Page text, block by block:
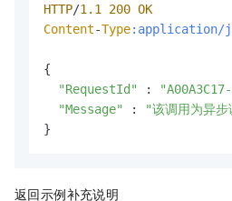
HTTP/1.1 200 OK
Content-Type:application/
{
"RequestId"
:
"Message"
:
"该调用为异
}
返回示例补充说明